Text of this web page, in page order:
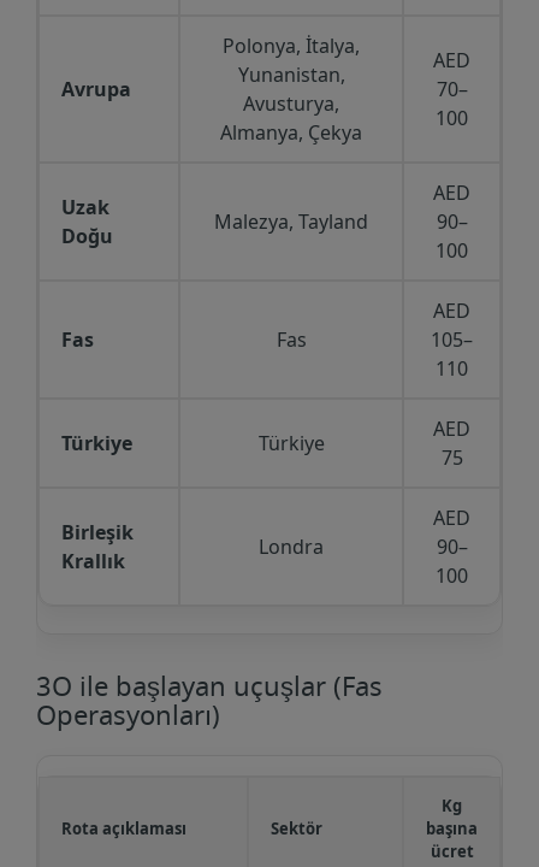
Avrupa
Polonya, İtalya,
Yunanistan,
Avusturya,
Almanya, Çekya
AED
70–
100
Uzak
Doğu
Malezya, Tayland
AED
90–
100
Fas Fas
AED
105–
110
Türkiye Türkiye
AED
75
Birleşik
Krallık
Londra
AED
90–
100
3O ile başlayan uçuşlar (Fas
Operasyonları)
Rota açıklaması Sektör
Kg
başına
ücret